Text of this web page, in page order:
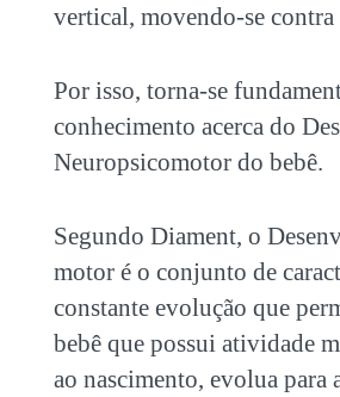
vertical, movendo-se contra
Por isso, torna-se
conhecimento acerca do
Neuropsicomotor do bebê.
Segundo Diament, o
motor é o conjunto de
constante evolução que
bebê que possui atividade
ao nascimento, evolua para